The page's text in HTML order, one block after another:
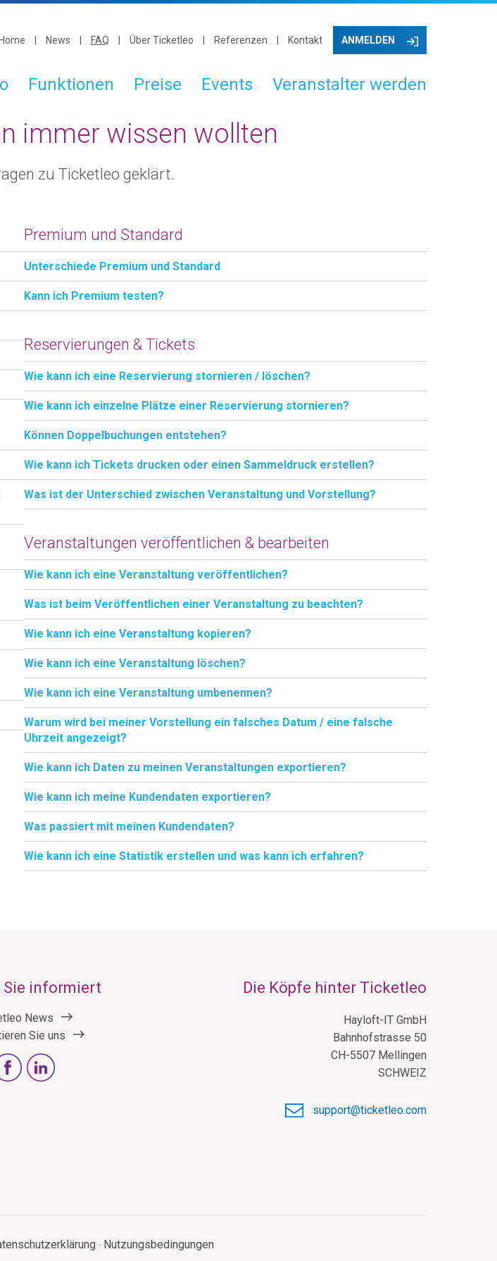
News FAQ Über Ticketleo Referenzen Kontakt ANMELDEN
Funktionen Preise Events Veranstalter werden
immer wissen wollten
zu Ticketleo geklärt.
Premium und Standard
Unterschiede Premium und Standard
Kann ich Premium testen?
Reservierungen & Tickets
Wie kann ich eine Reservierung stornieren / löschen?
Wie kann ich einzelne Plätze einer Reservierung stornieren?
Können Doppelbuchungen entstehen?
Wie kann ich Tickets drucken oder einen Sammeldruck erstellen?
Was ist der Unterschied zwischen Veranstaltung und Vorstellung?
Veranstaltungen veröffentlichen & bearbeiten
Wie kann ich eine Veranstaltung veröffentlichen?
Was ist beim Veröffentlichen einer Veranstaltung zu beachten?
Wie kann ich eine Veranstaltung kopieren?
Wie kann ich eine Veranstaltung löschen?
Wie kann ich eine Veranstaltung umbenennen?
Warum wird bei meiner Vorstellung ein falsches Datum / eine falsche
Uhrzeit angezeigt?
Wie kann ich Daten zu meinen Veranstaltungen exportieren?
Wie kann ich meine Kundendaten exportieren?
Was passiert mit meinen Kundendaten?
Wie kann ich eine Statistik erstellen und was kann ich erfahren?
Sie informiert
News
Sie uns
Die Köpfe hinter Ticketleo
Hayloft-IT GmbH
Bahnhofstrasse 50
CH-5507 Mellingen
SCHWEIZ
support@ticketleo.com
Nutzungsbedingungen